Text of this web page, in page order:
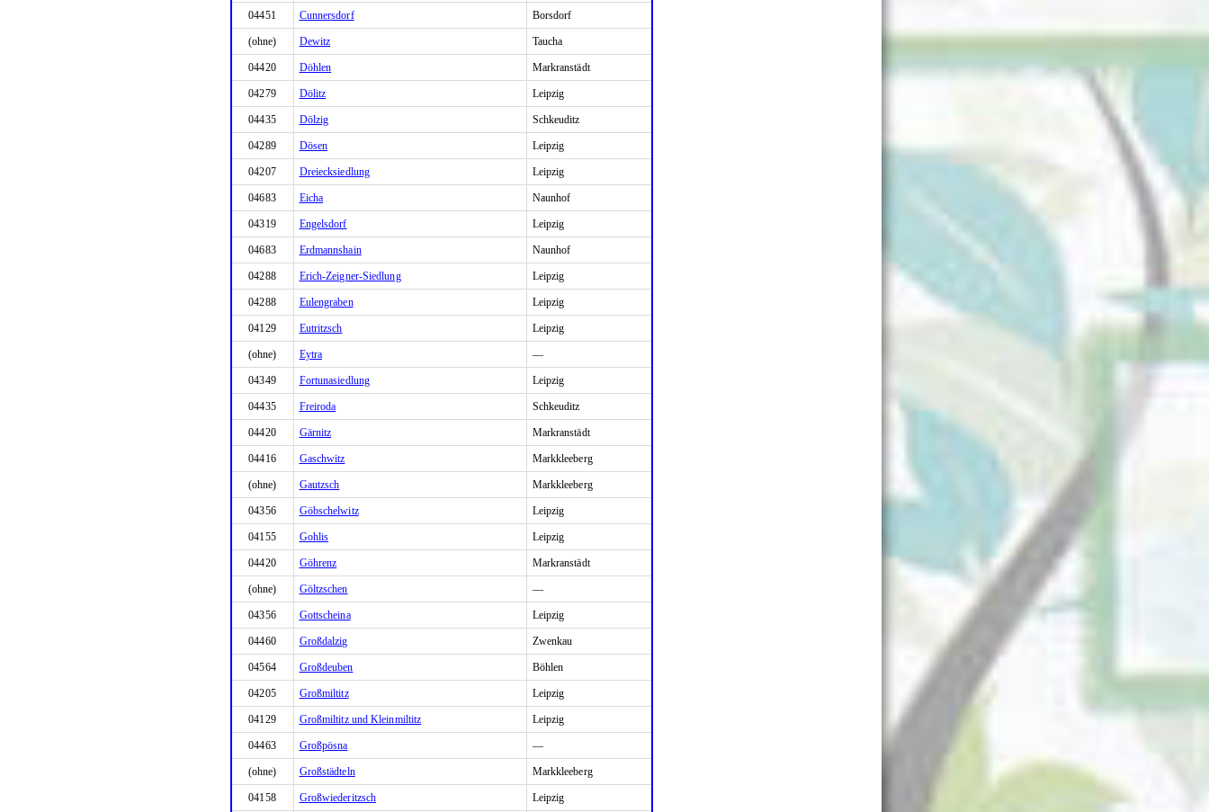
04451 Cunnersdorf Borsdorf
(ohne) Dewitz Taucha
04420 Döhlen Markranstädt
04279 Dölitz Leipzig
04435 Dölzig Schkeuditz
04289 Dösen Leipzig
04207 Dreiecksiedlung Leipzig
04683 Eicha Naunhof
04319 Engelsdorf Leipzig
04683 Erdmannshain Naunhof
04288 Erich-Zeigner-Siedlung Leipzig
04288 Eulengraben Leipzig
04129 Eutritzsch Leipzig
(ohne) Eytra —
04349 Fortunasiedlung Leipzig
04435 Freiroda Schkeuditz
04420 Gärnitz Markranstädt
04416 Gaschwitz Markkleeberg
(ohne) Gautzsch Markkleeberg
04356 Göbschelwitz Leipzig
04155 Gohlis Leipzig
04420 Göhrenz Markranstädt
(ohne) Göltzschen —
04356 Gottscheina Leipzig
04460 Großdalzig Zwenkau
04564 Großdeuben Böhlen
04205 Großmiltitz Leipzig
04129 Großmiltitz und Kleinmiltitz Leipzig
04463 Großpösna —
(ohne) Großstädteln Markkleeberg
04158 Großwiederitzsch Leipzig